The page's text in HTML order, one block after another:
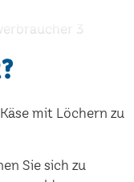
Sie sich zu